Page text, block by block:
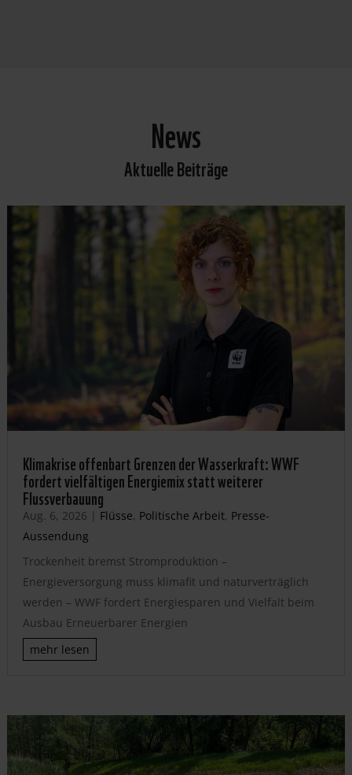
News
Aktuelle Beiträge
Klimakrise offenbart Grenzen der Wasserkraft: WWF
fordert vielfältigen Energiemix statt weiterer
Flussverbauung
Aug. 6, 2026 | Flüsse, Politische Arbeit, Presse-
Aussendung
Trockenheit bremst Stromproduktion –
Energieversorgung muss klimafit und naturverträglich
werden – WWF fordert Energiesparen und Vielfalt beim
Ausbau Erneuerbarer Energien
mehr lesen